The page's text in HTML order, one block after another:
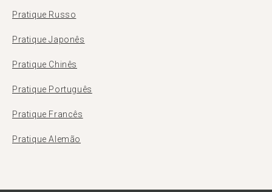
Pratique Russo
Pratique Japonês
Pratique Chinês
Pratique Português
Pratique Francês
Pratique Alemão